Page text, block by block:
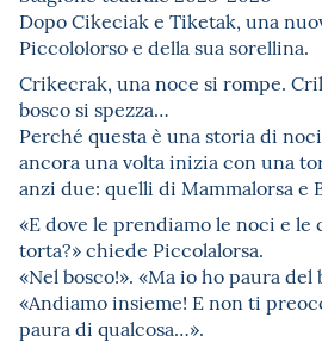
Dopo Cikeciak e Tiketak, una
Piccololorso e della sua sorellina.
Crikecrak, una noce si rompe.
bosco si spezza…
Perché questa è una storia di
ancora una volta inizia con una
anzi due: quelli di Mammalorsa e
«E dove le prendiamo le noci e le
torta?» chiede Piccolalorsa.
«Nel bosco!». «Ma io ho paura del
«Andiamo insieme! E non ti
paura di qualcosa…».